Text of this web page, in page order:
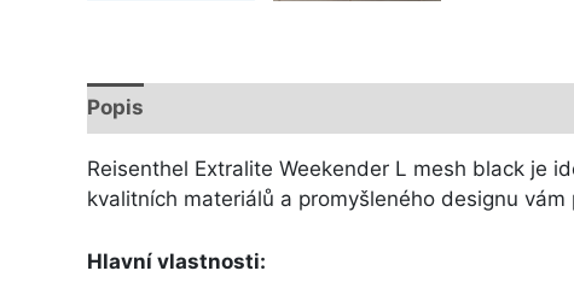
Popis
Reisenthel Extralite Weekender L mesh black je
kvalitních materiálů a promyšleného designu
Hlavní vlastnosti: